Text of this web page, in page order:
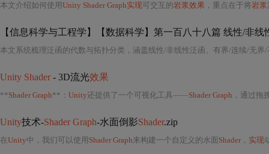
本文介绍如何使用Unity Shader Graph实现可交互的岩浆效果 ，重点在于将岩浆
【信息科学与工程学】【数据科学】第一百八十八篇 线性/非线
Unity Shader - 3D流光效果
**Shader Graph**： Unity还提供了一个可视化工具——Shader Graph ，通过拖拽节
Unity技术-Shader Graph-水面倒影Shader.zip
在Unity中，我们可以使用 Shader Graph来构建一个自定义的水面Shader ， 实现